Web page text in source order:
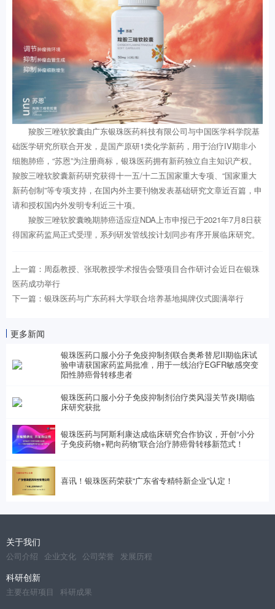
羧胺三唑软胶囊由广东银珠医药科技有限公司与中国医学科学院基
础医学研究所联合开发，是国产原研1类化学新药，用于治疗IV期非小
细胞肺癌，“苏恩”为注册商标，银珠医药拥有新药独立自主知识产权。
羧胺三唑软胶囊新药研究获得十一五/十二五国家重大专项、“国家重大
新药创制”等专项支持，在国内外主要刊物发表基础研究文章近百篇，申
请和授权国内外发明专利近三十项。
羧胺三唑软胶囊晚期肺癌适应症NDA上市申报已于2021年7月8日获
得国家药监局正式受理，系列研发管线按计划同步有序开展临床研究。
上一篇：周磊教授、张珉教授学术报告会暨项目合作研讨会近日在银珠
医药成功举行
下一篇：银珠医药与广东药科大学联合培养基地揭牌仪式圆满举行
更多新闻
银珠医药口服小分子免疫抑制剂联合奥希替尼II期临床试
验申请获国家药监局批准，用于一线治疗EGFR敏感突变
阳性肺癌骨转移患者
银珠医药口服小分子免疫抑制剂治疗类风湿关节炎I期临
床研究获批
银珠医药与阿斯利康达成临床研究合作协议，开创“小分
子免疫药物+靶向药物”联合治疗肺癌骨转移新范式！
喜讯！银珠医药荣获“广东省专精特新企业”认定！
关于我们
公司介绍 企业文化 公司荣誉 发展历程
科研创新
主要在研项目 科研成果